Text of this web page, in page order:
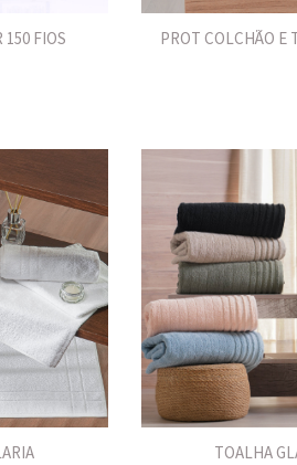
150 FIOS PROT COLCHÃO E
TOALHA